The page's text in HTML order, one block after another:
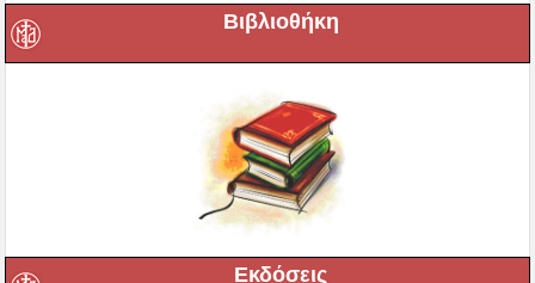
Βιβλιοθήκη
Εκδόσεις